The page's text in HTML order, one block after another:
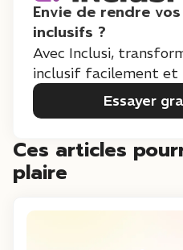
Envie de rendre
inclusifs ?
Avec Inclusi,
inclusif facilement et
Essayer
Ces articles
plaire